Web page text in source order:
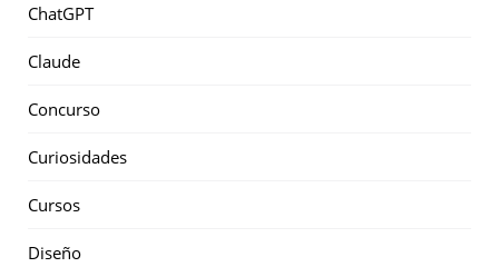
ChatGPT
Claude
Concurso
Curiosidades
Cursos
Diseño